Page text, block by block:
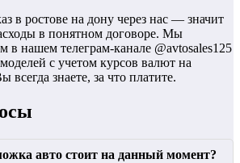
в ростове на дону через нас — значит
в понятном договоре. Мы
в нашем телеграм-канале @avtosales125
с учетом курсов валют на
знаете, за что платите.
авто стоит на данный момент?